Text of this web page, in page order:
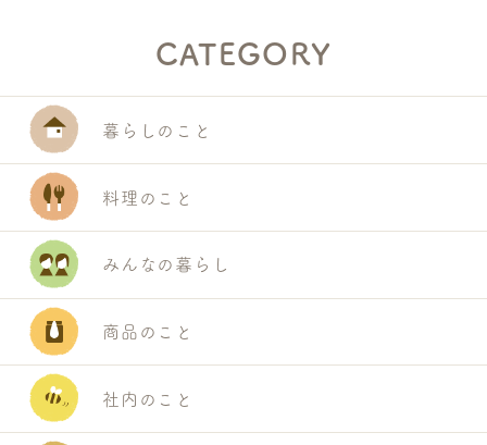
CATEGORY
暮らしのこと
料理のこと
みんなの暮らし
商品のこと
社内のこと
S
E
A
R
C
H